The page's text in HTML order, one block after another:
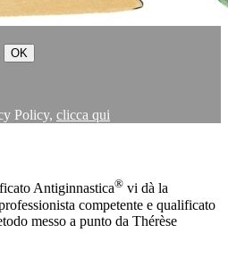
Policy, clicca qui
Antiginnastica® vi dà la
competente e qualificato
messo a punto da Thérèse